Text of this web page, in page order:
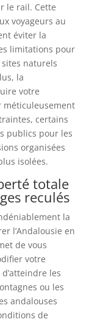
le rail. Cette
voyageurs au
éviter la
limitations pour
naturels
la
votre
méticuleusement
certains
publics pour les
organisées
isolées.
totale
reculés
la
l’Andalousie en
de vous
votre
les
ou les
andalouses
de